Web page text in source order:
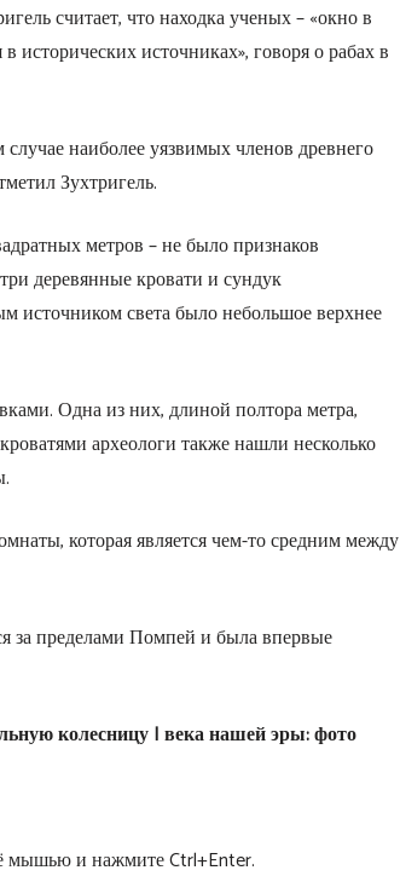
считает, что находка ученых – «окно в
источниках», говоря о рабах в
наиболее уязвимых членов древнего
Зухтригель.
метров – не было признаков
деревянные кровати и сундук
источником света было небольшое верхнее
Одна из них, длиной полтора метра,
археологи также нашли несколько
которая является чем-то средним между
за пределами Помпей и была впервые
колесницу I века нашей эры: фото
мышью и нажмите Ctrl+Enter.